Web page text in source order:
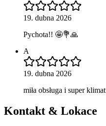
19. dubna 2026
Pychota!! 🤩💐🙏
A
19. dubna 2026
miła obsługa i super klimat
Kontakt & Lokace